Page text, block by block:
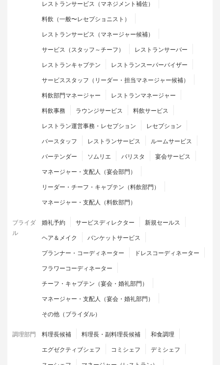
レストランサービス（マネジメント補佐）
料飲（一般〜レセプショニスト）
レストランサービス（マネージャー候補）
サービス（スタッフ～チーフ）
レストランサーバー
レストランキャプテン
レストランスーパーバイザー
サービススタッフ（リーダー・担当マネージャー候補）
料飲部門マネージャー
レストランマネージャー
料飲事務
ラウンジサービス
料飲サービス
レストラン運営事務・レセプション
レセプション
バースタッフ
レストランサービス
ルームサービス
バーテンダー
ソムリエ バリスタ
宴会サービス
マネージャー・支配人（宴会部門）
リーダー・チーフ・キャプテン（料飲部門）
マネージャー・支配人（料飲部門）
ブライダ
ル
婚礼予約 サービスディレクター
新規セールス
ヘア＆メイク
バンケットサービス
プランナー・コーディネーター
ドレスコーディネーター
フラワーコーディネーター
チーフ・キャプテン（宴会・婚礼部門）
マネージャー・支配人（宴会・婚礼部門）
その他（ブライダル）
調理部門 料理長候補 料理長・副料理長候補
和食調理
エグゼクティブシェフ
コミシェフ
デミシェフ